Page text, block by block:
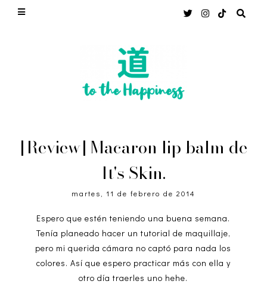
[Review] Macaron lip balm de
It's Skin.
martes, 11 de febrero de 2014
Espero que estén teniendo una buena semana.
Tenía planeado hacer un tutorial de maquillaje,
pero mi querida cámara no captó para nada los
colores. Así que espero practicar más con ella y
otro día traerles uno hehe.